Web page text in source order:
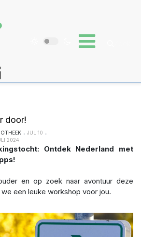
door!
JUL 10
2024
en op zoek naar avontuur deze
een leuke workshop voor jou.